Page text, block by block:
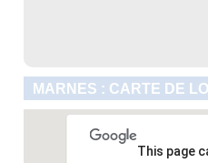
MARNES : CARTE DE
This page